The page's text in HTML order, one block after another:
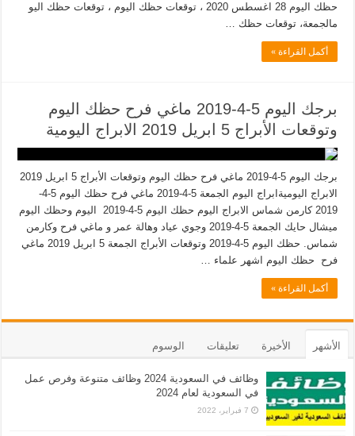
حظك اليوم 28 اغسطس 2020 ، توقعات حظك اليوم ، توقعات حظك اليو
مالجمعة، توقعات حظك …
أكمل القراءة »
برجك اليوم 5-4-2019 ماغي فرح حظك اليوم
وتوقعات الأبراج 5 ابريل 2019 الابراج اليومية
برجك اليوم 5-4-2019 ماغي فرح حظك اليوم وتوقعات الأبراج 5 ابريل 2019
الابراج اليوميةابراج اليوم الجمعة 5-4-2019 ماغي فرح حظك اليوم 5-4-
2019 كارمن شماس الابراج اليوم حظك اليوم 5-4-2019 اليوم وحظك اليوم
ميشال حايك الجمعة 5-4-2019 وجوي عياد وهالة عمر و ماغي فرح وكارمن
شماس. حظك اليوم 5-4-2019 وتوقعات الأبراج الجمعة 5 ابريل 2019 ماغي
فرح حظك اليوم اشهر علماء …
أكمل القراءة »
الأشهر الأخيرة تعليقات الوسوم
وظائف في السعودية 2024 وظائف متنوعة وفرص عمل
في السعودية لعام 2024
7 فبراير، 2022